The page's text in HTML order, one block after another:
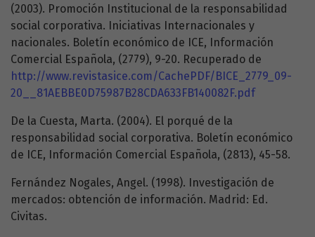
(2003). Promoción Institucional de la responsabilidad
social corporativa. Iniciativas Internacionales y
nacionales. Boletín económico de ICE, Información
Comercial Española, (2779), 9-20. Recuperado de
http://www.revistasice.com/CachePDF/BICE_2779_09-
20__81AEBBE0D75987B28CDA633FB140082F.pdf
De la Cuesta, Marta. (2004). El porqué de la
responsabilidad social corporativa. Boletín económico
de ICE, Información Comercial Española, (2813), 45-58.
Fernández Nogales, Angel. (1998). Investigación de
mercados: obtención de información. Madrid: Ed.
Civitas.